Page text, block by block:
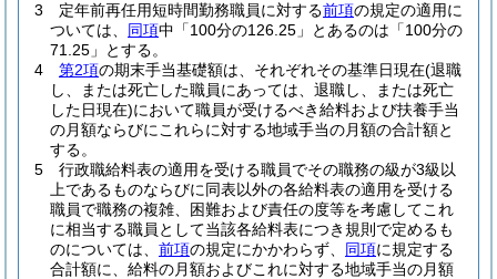
3
定年前再任用短時間勤務職員に対する前項の規定の適用に
ついては、 同項中「100分の126.25」とあるのは「100分の
71.25」とする。
4
第2項の期末手当基礎額は、それぞれその基準日現在(退職
し、または死亡した職員にあっては、退職し、または死亡
した日現在)において職員が受けるべき給料および扶養手当
の月額ならびにこれらに対する地域手当の月額の合計額と
する。
5
行政職給料表の適用を受ける職員でその職務の級が3級以
上であるものならびに同表以外の各給料表の適用を受ける
職員で職務の複雑、困難および責任の度等を考慮してこれ
に相当する職員として当該各給料表につき規則で定めるも
のについては、 前項の規定にかかわらず、 同項に規定する
合計額に、給料の月額およびこれに対する地域手当の月額